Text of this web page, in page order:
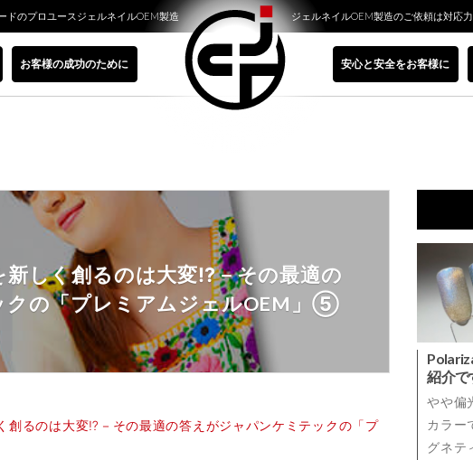
ドのプロユースジェルネイルOEM製造 ジェルネイルOEM製造のご依頼は対応
お客様の成功のために 安心と安全をお客様に
しく創るのは大変⁉－その最適の
クの「プレミアムジェルOEM」⑤
創るのは大変⁉－その最適の答えがジャパンケミテックの「プ
紹介
やや偏
カラー
グネテ